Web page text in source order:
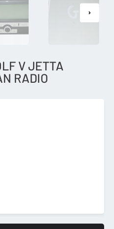
V JETTA
RADIO